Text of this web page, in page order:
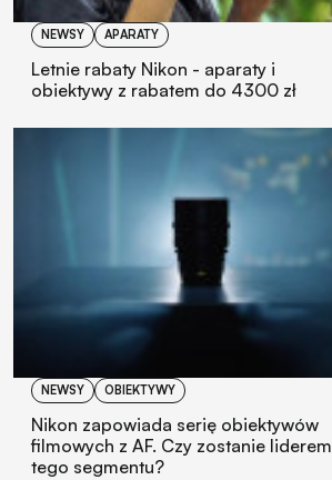
NEWSY APARATY
Letnie rabaty Nikon - aparaty i
obiektywy z rabatem do 4300 zł
NEWSY OBIEKTYWY
Nikon zapowiada serię obiektywów
filmowych z AF. Czy zostanie liderem
tego segmentu?